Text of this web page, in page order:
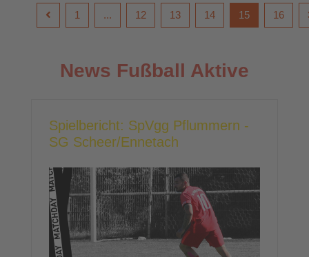
1 ... 12 13 14 15 16
News Fußball Aktive
Spielbericht: SpVgg Pflummern -
SG Scheer/Ennetach